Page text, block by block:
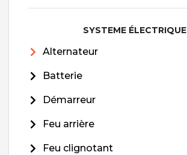
SYSTEME ÉLECTRIQUE
Alternateur
Batterie
Démarreur
Feu arrière
Feu clignotant